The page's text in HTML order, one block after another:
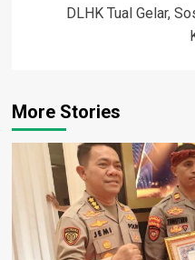
DLHK Tual Gelar,
More Stories